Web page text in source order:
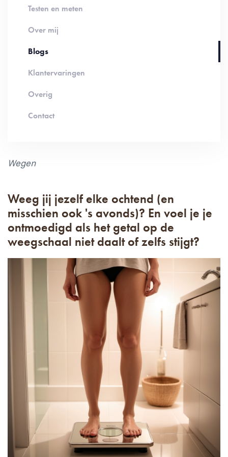
Testen en meten
Over mij
Blogs
Klantervaringen
Overig
Contact
Wegen
Weeg jij jezelf elke ochtend (en
misschien ook 's avonds)? En voel je je
ontmoedigd als het getal op de
weegschaal niet daalt of zelfs stijgt?